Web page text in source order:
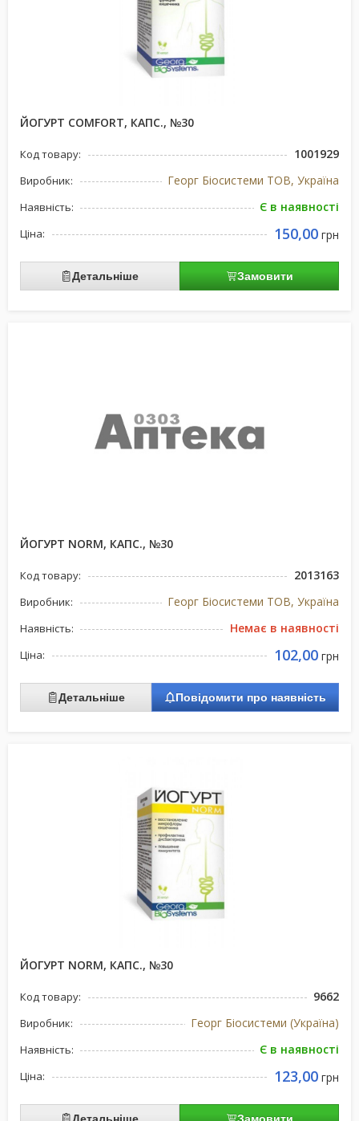
ЙОГУРТ COMFORT, КАПС., №30
Код товару: 1001929
Виробник: Георг Біосистеми ТОВ, Україна
Наявність: Є в наявності
Ціна: 150,00 грн
Детальніше Замовити
ЙОГУРТ NORM, КАПС., №30
Код товару: 2013163
Виробник: Георг Біосистеми ТОВ, Україна
Наявність: Немає в наявності
Ціна: 102,00 грн
Детальніше Повідомити про наявність
ЙОГУРТ NORM, КАПС., №30
Код товару: 9662
Виробник: Георг Біосистеми (Україна)
Наявність: Є в наявності
Ціна: 123,00 грн